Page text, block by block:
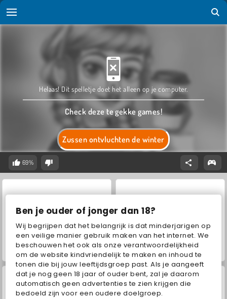
Ben je ouder of jonger dan 18?
Wij begrijpen dat het belangrijk is dat minderjarigen op
een veilige manier gebruik maken van het internet. We
beschouwen het ook als onze verantwoordelijkheid
om de website kindvriendelijk te maken en inhoud te
tonen die bij jouw leeftijdsgroep past. Als je aangeeft
dat je nog geen 18 jaar of ouder bent, zal je daarom
automatisch geen advertenties te zien krijgen die
bedoeld zijn voor een oudere doelgroep.
Zussen ontvluchten de winter
Helaas! Dit spelletje doet het alleen op je computer.
Check deze te gekke games!
69%
ASMR Makeover & Makeup Studio VegaMix Da Vinci Puzzles